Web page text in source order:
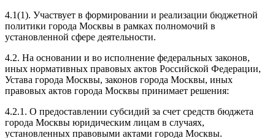
4.1(1). Участвует в формировании и реализации бюджетной
политики города Москвы в рамках полномочий в
установленной сфере деятельности.
4.2. На основании и во исполнение федеральных законов,
иных нормативных правовых актов Российской Федерации,
Устава города Москвы, законов города Москвы, иных
правовых актов города Москвы принимает решения:
4.2.1. О предоставлении субсидий за счет средств бюджета
города Москвы юридическим лицам в случаях,
установленных правовыми актами города Москвы.